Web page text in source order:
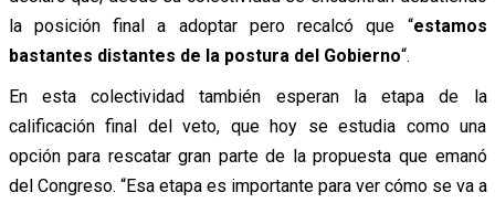
la posición final a adoptar pero recalcó que “estamos
bastantes distantes de la postura del Gobierno“.
En esta colectividad también esperan la etapa de la
calificación final del veto, que hoy se estudia como una
opción para rescatar gran parte de la propuesta que emanó
del Congreso. “Esa etapa es importante para ver cómo se va a